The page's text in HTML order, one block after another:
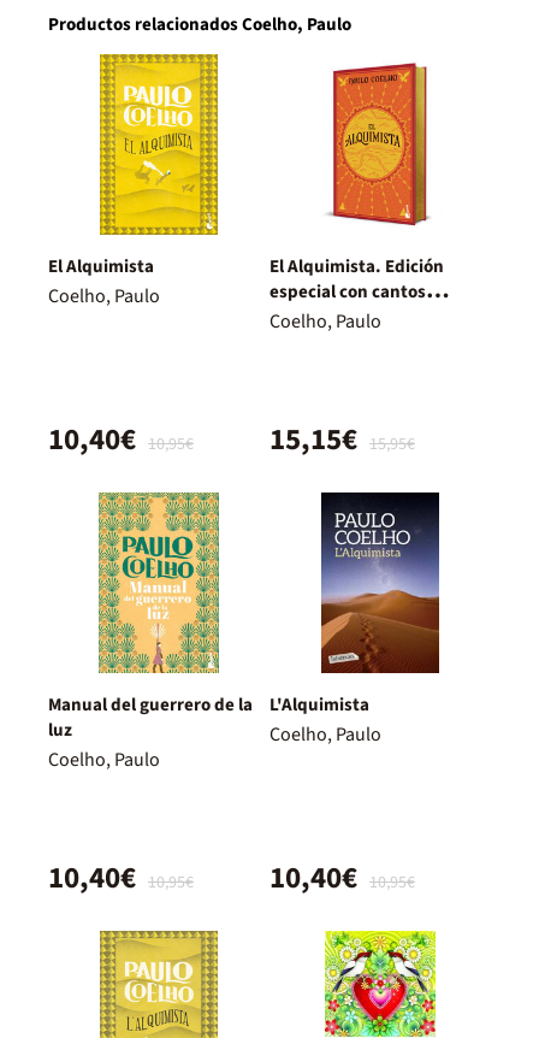
Productos relacionados Coelho, Paulo
El Alquimista
Coelho, Paulo
10,95€
10,40€
El Alquimista. Edición
especial con cantos
decorados
Coelho, Paulo
15,95€
15,15€
Manual del guerrero de la
luz
Coelho, Paulo
10,95€
10,40€
L'Alquimista
Coelho, Paulo
10,95€
10,40€